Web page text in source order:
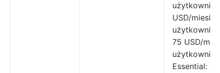
USD/
75 USD/
Essential: